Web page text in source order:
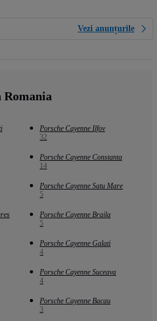
Vezi anunțurile
Romania
Porsche Cayenne Ilfov
32
Porsche Cayenne Constanta
14
Porsche Cayenne Satu Mare
5
Porsche Cayenne Braila
5
Porsche Cayenne Galati
4
Porsche Cayenne Suceava
4
Porsche Cayenne Bacau
3